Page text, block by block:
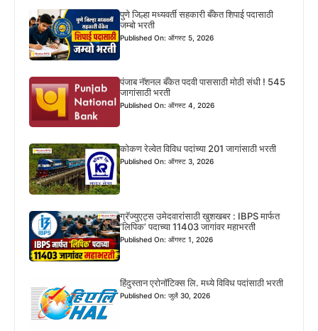
पुणे जिल्हा मध्यवर्ती सहकारी बँकेत शिपाई पदासाठी
जम्बो भरती
Published On: ऑगस्ट 5, 2026
पंजाब नॅशनल बँकेत पदवी पाससाठी मोठी संधी ! 545
जागांसाठी भरती
Published On: ऑगस्ट 4, 2026
कोकण रेल्वेत विविध पदांच्या 201 जागांसाठी भरती
Published On: ऑगस्ट 3, 2026
ग्रॅज्युएट्स उमेदवारांसाठी खुशखबर : IBPS मार्फत
‘लिपिक’ पदाच्या 11403 जागांवर महाभरती
Published On: ऑगस्ट 1, 2026
हिंदुस्तान एरोनॉटिक्स लि. मध्ये विविध पदांसाठी भरती
Published On: जुलै 30, 2026